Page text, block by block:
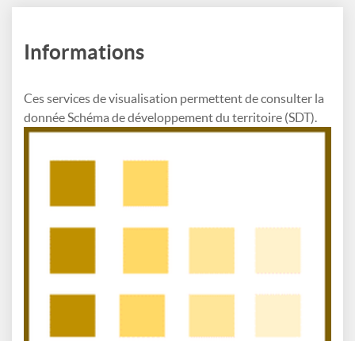
Informations
Ces services de visualisation permettent de consulter la
donnée Schéma de développement du territoire (SDT).